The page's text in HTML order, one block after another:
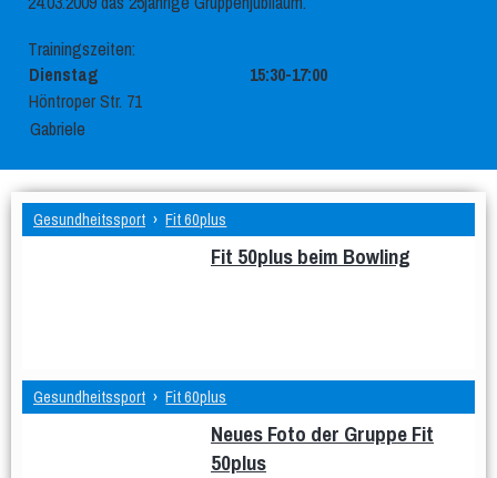
Trainingszeiten:
Dienstag
15:30-17:00
Höntroper Str. 71
Gabriele
Gesundheitssport › Fit 60plus
Fit 50plus beim Bowling
Gesundheitssport › Fit 60plus
Neues Foto der Gruppe Fit
50plus